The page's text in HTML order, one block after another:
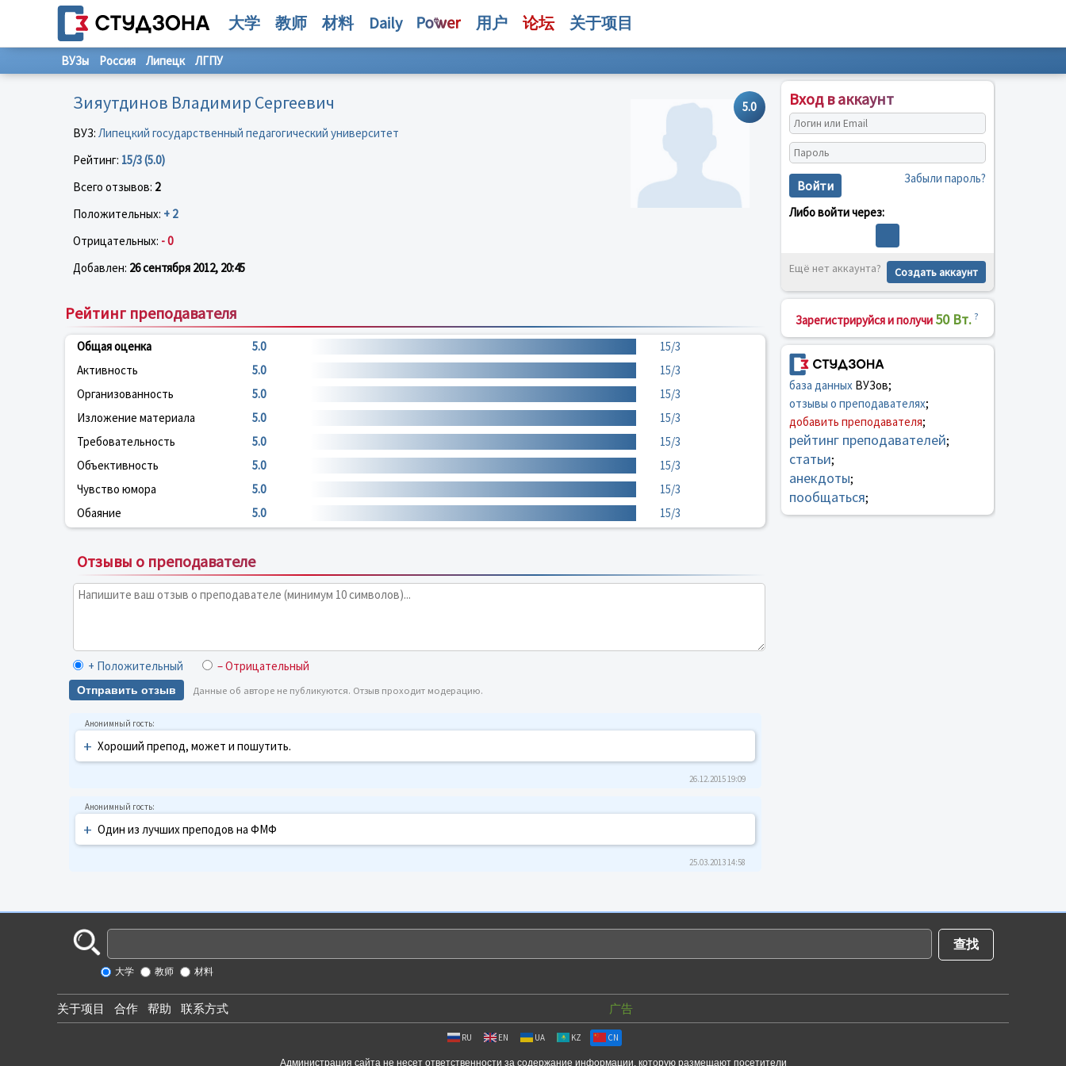
大学 教师 材料 Daily 用户 论坛 关于项目
ВУЗы Россия Липецк ЛГПУ
5.0
Зияутдинов Владимир Сергеевич
ВУЗ: Липецкий государственный педагогический университет
Рейтинг: 15/3 (5.0)
Всего отзывов: 2
Положительных: + 2
Отрицательных: - 0
Добавлен: 26 сентября 2012, 20:45
Рейтинг преподавателя
Общая оценка 5.0
15/3
Активность
5.0
15/3
Организованность
5.0
15/3
Изложение материала
5.0
15/3
Требовательность
5.0
15/3
Объективность
5.0
15/3
Чувство юмора
5.0
15/3
Обаяние
5.0 15/3
Отзывы о преподавателе
+ Положительный – Отрицательный
Отправить отзыв Данные об авторе не публикуются. Отзыв проходит модерацию.
+ Хороший препод, может и пошутить.
26.12.2015 19:09
+ Один из лучших преподов на ФМФ
25.03.2013 14:58
Вход в аккаунт
Войти Забыли пароль?
Либо войти через:
Ещё нет аккаунта? Создать аккаунт
Зарегистрируйся и получи 50 Вт. ?
база данныхВУЗов;
отзывы о преподавателях;
добавить преподавателя;
рейтинг преподавателей;
статьи;
анекдоты;
пообщаться;
大学 教师 材料
关于项目 合作 帮助 联系方式 广告
RU EN UA KZ CN
Администрация сайта не несет ответственности за содержание информации, которую размещают посетители